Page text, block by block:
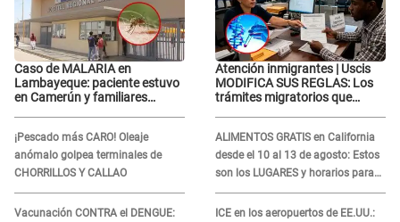
Caso de MALARIA en
Lambayeque: paciente estuvo
en Camerún y familiares
¡Pescado más CARO! Oleaje
anómalo golpea terminales de
CHORRILLOS Y CALLAO
Vacunación CONTRA el DENGUE:
Atención inmigrantes | Uscis
MODIFICA SUS REGLAS: Los
trámites migratorios que
ALIMENTOS GRATIS en California
desde el 10 al 13 de agosto: Estos
son los LUGARES y horarios para
recibir la ayuda
ICE en los aeropuertos de EE.UU.: